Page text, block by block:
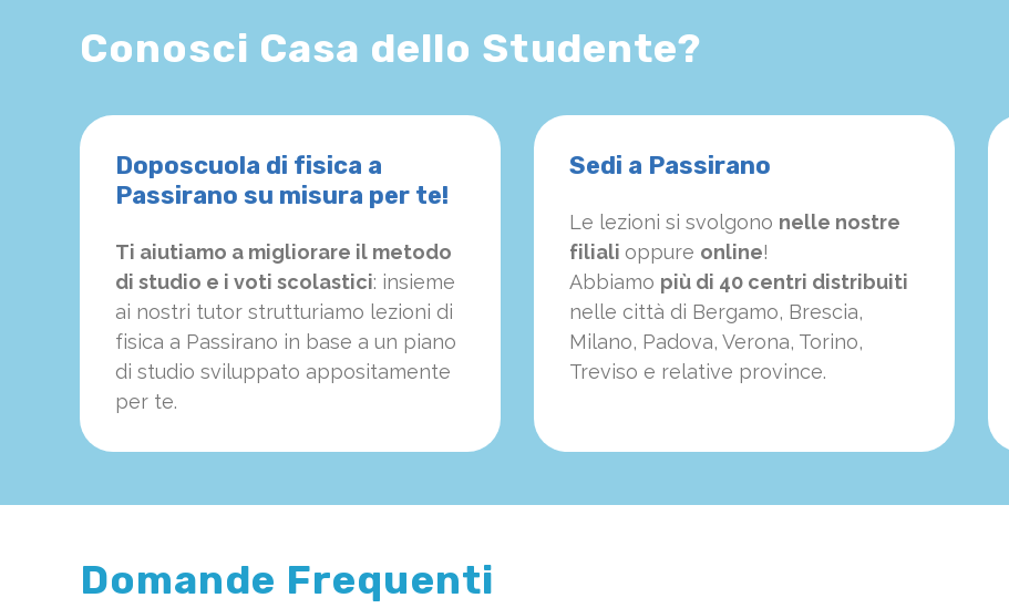
Conosci Casa dello Studente?
Doposcuola di fisica a
Passirano su misura per te!
Ti aiutiamo a migliorare il metodo
di studio e i voti scolastici: insieme
ai nostri tutor strutturiamo lezioni di
fisica a Passirano in base a un piano
di studio sviluppato appositamente
per te.
Sedi a Passirano
Le lezioni si svolgono nelle nostre
filiali oppure online!
Abbiamo più di 40 centri distribuiti
nelle città di Bergamo, Brescia,
Milano, Padova, Verona, Torino,
Treviso e relative province.
Domande Frequenti